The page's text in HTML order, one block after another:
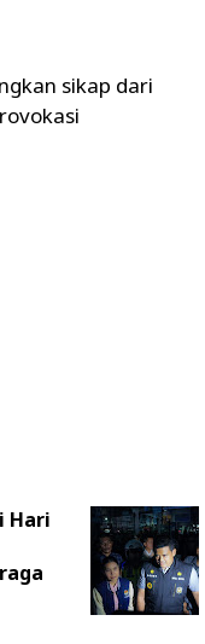
sikap dari
Hari